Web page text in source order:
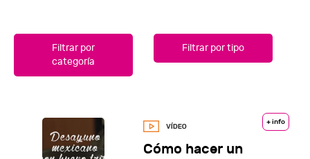
Filtrar por
categoría
Filtrar por tipo
+ info
Cómo hacer un